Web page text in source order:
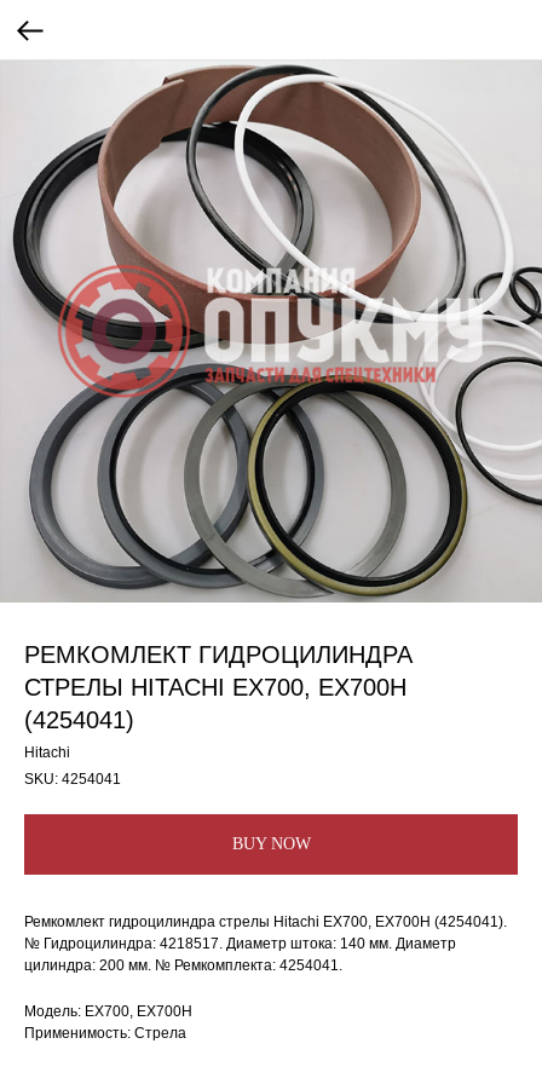
РЕМКОМЛЕКТ ГИДРОЦИЛИНДРА
СТРЕЛЫ HITACHI EX700, EX700H
(4254041)
Hitachi
SKU: 4254041
BUY NOW
Ремкомлект гидроцилиндра стрелы Hitachi EX700, EX700H (4254041).
№ Гидроцилиндра: 4218517. Диаметр штока: 140 мм. Диаметр
цилиндра: 200 мм. № Ремкомплекта: 4254041.
Модель: EX700, EX700H
Применимость: Стрела